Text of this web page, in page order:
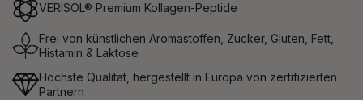
VERISOL® Premium Kollagen-Peptide
Frei von künstlichen Aromastoffen, Zucker, Gluten, Fett,
Histamin & Laktose
Höchste Qualität, hergestellt in Europa von zertifizierten
Partnern